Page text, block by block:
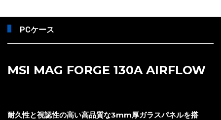
PCケース
MSI MAG FORGE 130A AIRFLOW
耐久性と視認性の高い高品質な3mm厚ガラスパネルを搭